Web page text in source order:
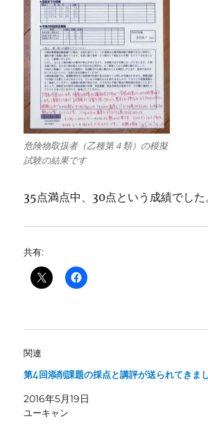
危険物取扱者（乙種第４類）の模擬
試験の結果です
35点満点中、30点という成績でした
共有:
関連
第4回添削課題の採点と講評が送られてきま
2016年5月19日
ユーキャン